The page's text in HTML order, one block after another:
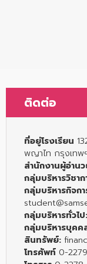
ติดต่อ
ที่อยู่โรงเรียน
พญาไท กรุงเทพ
สำนักงานผู้อำน
กลุ่มบริหารวิชาก
กลุ่มบริหารกิจก
กลุ่มบริหารทั่วไป:
กลุ่มบริหารบุคค
สินทรัพย์:
โทรศัพท์ 0-